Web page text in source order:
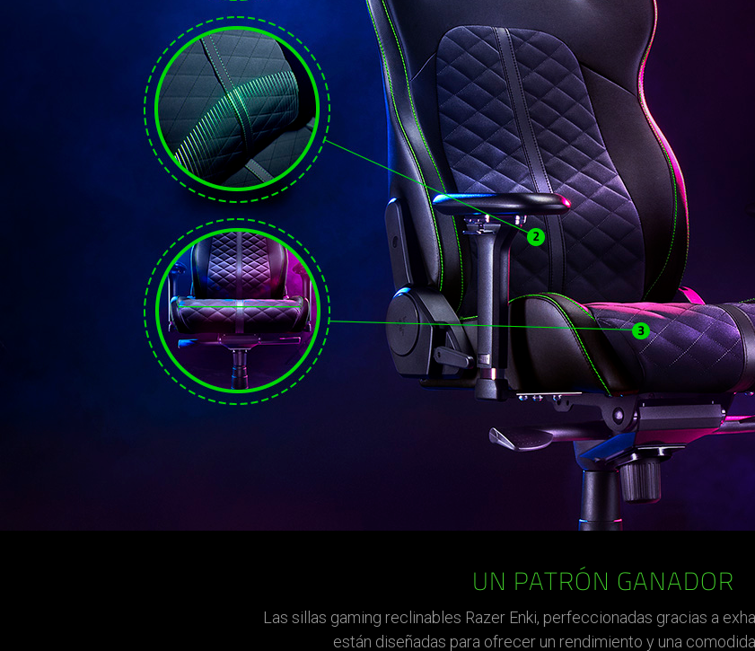
UN PATRÓN GANADOR
Las sillas gaming reclinables Razer Enki, perfeccionadas gracias a
están diseñadas para ofrecer un rendimiento y una